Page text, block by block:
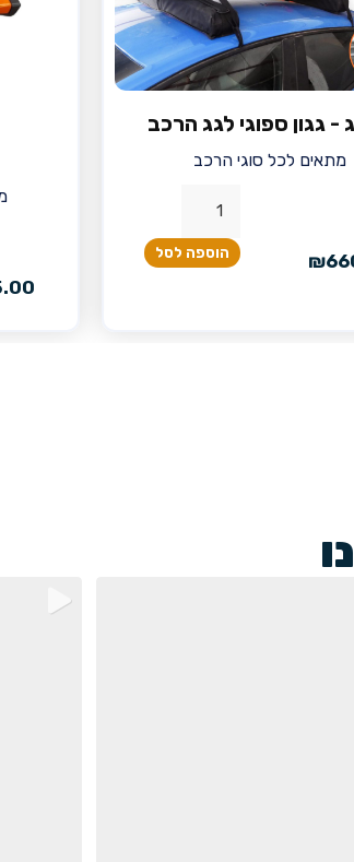
- גגון ספוגי לגג הרכב
מתאים לכל סוגי הרכב
₪ הוספה לסל